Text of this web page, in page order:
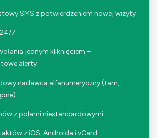
SMS z potwierdzeniem nowej wizyty
7
jednym kliknięciem +
alerty
nadawca alfanumeryczny (tam,
z polami niestandardowymi
z iOS, Androida i vCard